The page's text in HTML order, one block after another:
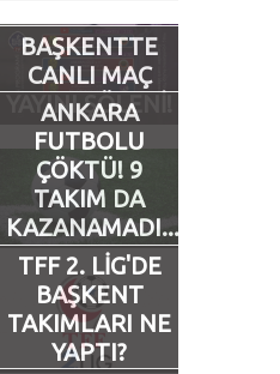
Ana Sayfa
Son Dakika Haberler
Foto Galeri
Video Galeri
Ankara Takımları
Futbol
BAŞKENTTE
CANLI MAÇ
YAYINI ŞÖLENİ!
ANKARA
FUTBOLU
ÇÖKTÜ! 9
TAKIM DA
KAZANAMADI...
TFF 2. LİG'DE
BAŞKENT
TAKIMLARI NE
YAPTI?